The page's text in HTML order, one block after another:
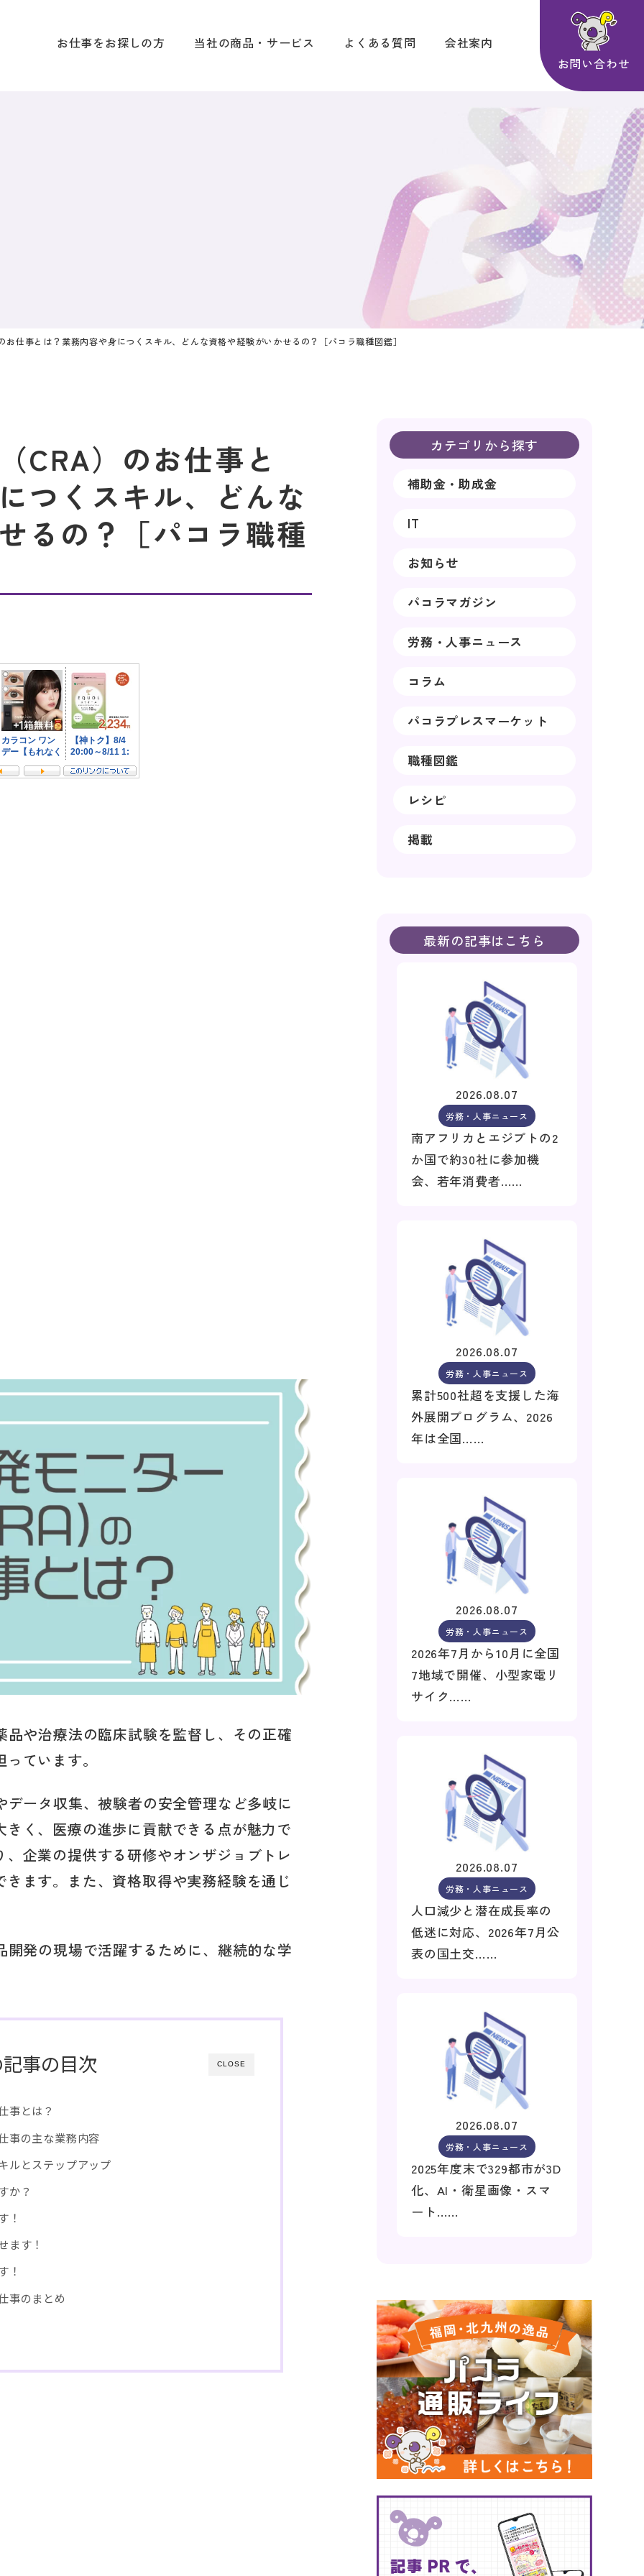
お仕事をお探しの方 当社の商品・サービス よくある質問
会社案内
お問い合わせ
お仕事とは？業務内容や身につくスキル、どんな資格や経験がいかせるの？［パコラ職種図鑑］
CRA）のお仕事と
つくスキル、どんな
るの？［パコラ職種
や治療法の臨床試験を監督し、その正確
ています。
ータ収集、被験者の安全管理など多岐に
く、医療の進歩に貢献できる点が魅力で
企業の提供する研修やオンザジョブトレ
ます。また、資格取得や実務経験を通じ
発の現場で活躍するために、継続的な学
CLOSE
事の目次
事とは？
事の主な業務内容
ルとステップアップ
か？
！
ます！
！
事のまとめ
カテゴリから探す
補助金・助成金
IT
お知らせ
パコラマガジン
労務・人事ニュース
コラム
パコラプレスマーケット
職種図鑑
レシピ
掲載
最新の記事はこちら
2026.08.07
労務・人事ニュース
南アフリカとエジプトの2
か国で約30社に参加機
会、若年消費者……
2026.08.07
労務・人事ニュース
累計500社超を支援した海
外展開プログラム、2026
年は全国……
2026.08.07
労務・人事ニュース
2026年7月から10月に全国
7地域で開催、小型家電リ
サイク……
2026.08.07
労務・人事ニュース
人口減少と潜在成長率の
低迷に対応、2026年7月公
表の国土交……
2026.08.07
労務・人事ニュース
2025年度末で329都市が3D
化、AI・衛星画像・スマ
ート……